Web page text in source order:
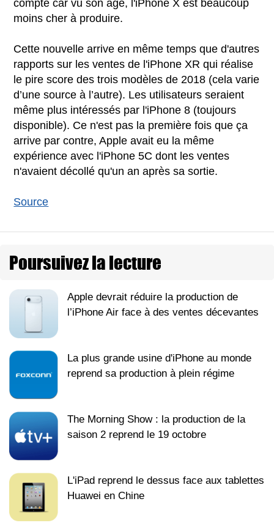
compte car vu son âge, l'iPhone X est beaucoup
moins cher à produire.
Cette nouvelle arrive en même temps que d'autres
rapports sur les ventes de l'iPhone XR qui réalise
le pire score des trois modèles de 2018 (cela varie
d’une source à l’autre). Les utilisateurs seraient
même plus intéressés par l'iPhone 8 (toujours
disponible). Ce n'est pas la première fois que ça
arrive par contre, Apple avait eu la même
expérience avec l'iPhone 5C dont les ventes
n'avaient décollé qu'un an après sa sortie.
Source
Poursuivez la lecture
Apple devrait réduire la production de
l’iPhone Air face à des ventes décevantes
La plus grande usine d'iPhone au monde
reprend sa production à plein régime
The Morning Show : la production de la
saison 2 reprend le 19 octobre
L'iPad reprend le dessus face aux tablettes
Huawei en Chine